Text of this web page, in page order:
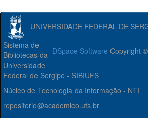
UNIVERSIDADE FEDERAL DE
DSpace Software Copyright
Sistema de
Bibliotecas da
Universidade
Federal de Sergipe - SIBIUFS
Núcleo de Tecnologia da Informação - NTI
repositorio@academico.ufs.br